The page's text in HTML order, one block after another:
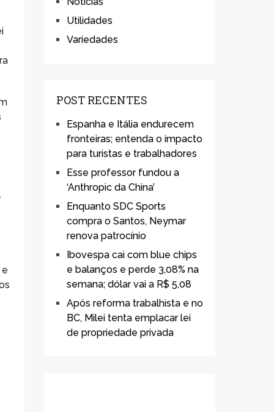
Utilidades
Variedades
POST RECENTES
Espanha e Itália endurecem
fronteiras; entenda o impacto
para turistas e trabalhadores
Esse professor fundou a
‘Anthropic da China’
Enquanto SDC Sports
compra o Santos, Neymar
renova patrocínio
Ibovespa cai com blue chips
e balanços e perde 3,08% na
semana; dólar vai a R$ 5,08
Após reforma trabalhista e no
BC, Milei tenta emplacar lei
de propriedade privada